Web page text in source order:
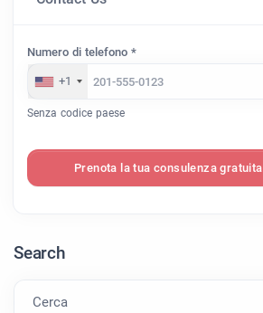
Numero di telefono *
+1
Senza codice paese
Prenota la tua consulenza gratuita
Search
Cerca